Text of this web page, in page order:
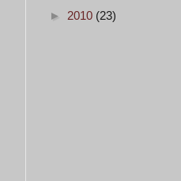
► 2010 (23)